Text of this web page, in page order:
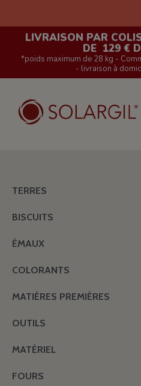
LIVRAISON PAR
DE 129 €
*poids maximum de 28 kg -
- livraison à
TERRES
BISCUITS
ÉMAUX
COLORANTS
MATIÈRES PREMIÈRES
OUTILS
MATÉRIEL
FOURS